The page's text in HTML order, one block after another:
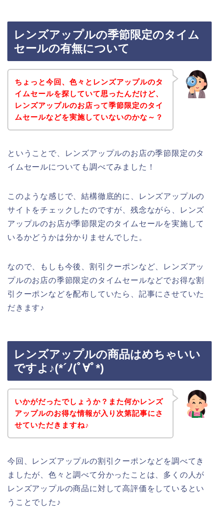
レンズアップルの季節限定のタイム
セールの有無について
ちょっと今回、色々とレンズアップルのタ
イムセールを探していて思ったんだけど、
レンズアップルのお店って季節限定のタイ
ムセールなどを実施していないのかな～？
ということで、レンズアップルのお店の季節限定のタ
イムセールについても調べてみました！
このような感じで、結構徹底的に、レンズアップルの
サイトをチェックしたのですが、残念ながら、レンズ
アップルのお店が季節限定のタイムセールを実施して
いるかどうかは分かりませんでした。
なので、もしも今後、割引クーポンなど、レンズアッ
プルのお店の季節限定のタイムセールなどでお得な割
引クーポンなどを配布していたら、記事にさせていた
だきます♪
レンズアップルの商品はめちゃいい
ですよ♪(*´ﾉ(ﾟ∀ﾟ*)
いかがだったでしょうか？また何かレンズ
アップルのお得な情報が入り次第記事にさ
せていただきますね♪
今回、レンズアップルの割引クーポンなどを調べてき
ましたが、色々と調べて分かったことは、多くの人が
レンズアップルの商品に対して高評価をしているとい
うことでした♪